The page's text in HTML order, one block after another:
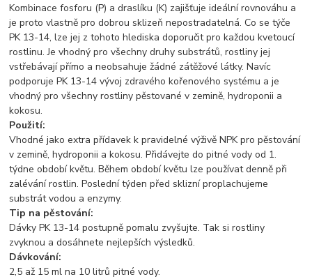
Kombinace fosforu (P) a draslíku (K) zajišťuje ideální rovnováhu a
je proto vlastně pro dobrou sklizeň nepostradatelná. Co se týče
PK 13-14, lze jej z tohoto hlediska doporučit pro každou kvetoucí
rostlinu. Je vhodný pro všechny druhy substrátů, rostliny jej
vstřebávají přímo a neobsahuje žádné zátěžové látky. Navíc
podporuje PK 13-14 vývoj zdravého kořenového systému a je
vhodný pro všechny rostliny pěstované v zemině, hydroponii a
kokosu.
Použití:
Vhodné jako extra přídavek k pravidelné výživě NPK pro pěstování
v zemině, hydroponii a kokosu. Přidávejte do pitné vody od 1.
týdne období květu. Během období květu lze používat denně při
zalévání rostlin. Poslední týden před sklizní proplachujeme
substrát vodou a enzymy.
Tip na pěstování:
Dávky PK 13-14 postupně pomalu zvyšujte. Tak si rostliny
zvyknou a dosáhnete nejlepších výsledků.
Dávkování:
2,5 až 15 ml na 10 litrů pitné vody.